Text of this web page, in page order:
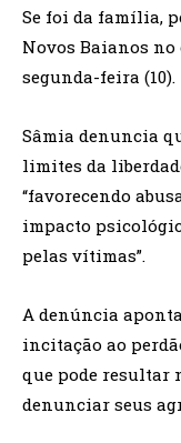
Se foi da família,
Novos Baianos
segunda-feira (10).
Sâmia denuncia
limites da
“favorecendo
impacto
pelas vítimas”.
A denúncia
incitação ao
que pode resultar
denunciar seus